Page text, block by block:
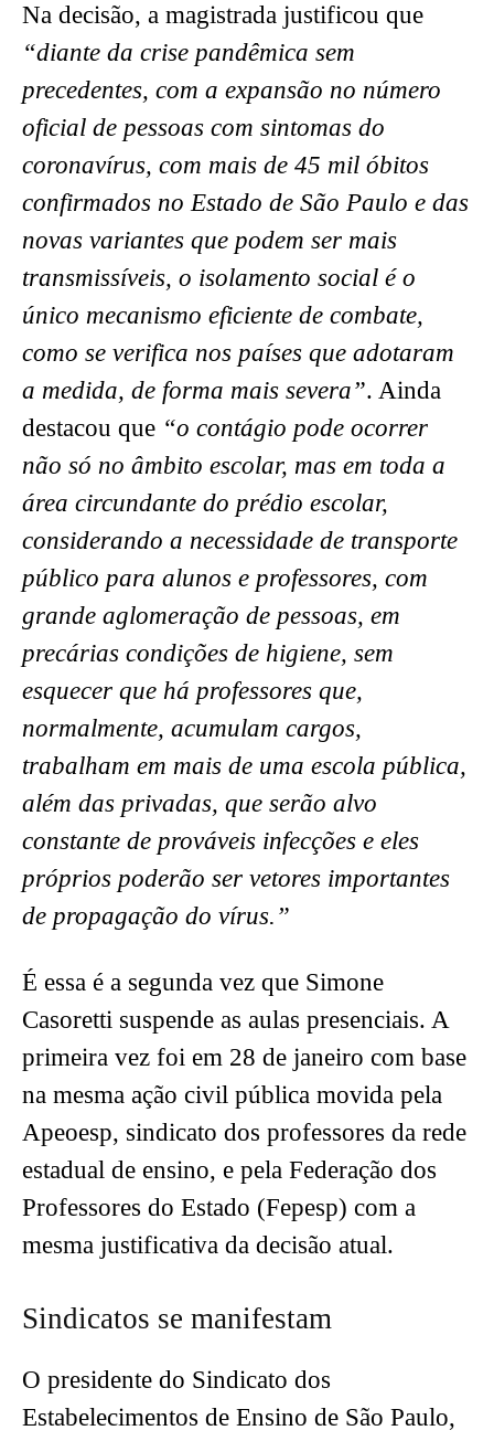
Na decisão, a magistrada justificou que
“diante da crise pandêmica sem
precedentes, com a expansão no número
oficial de pessoas com sintomas do
coronavírus, com mais de 45 mil óbitos
confirmados no Estado de São Paulo e das
novas variantes que podem ser mais
transmissíveis, o isolamento social é o
único mecanismo eficiente de combate,
como se verifica nos países que adotaram
a medida, de forma mais severa”. Ainda
destacou que “o contágio pode ocorrer
não só no âmbito escolar, mas em toda a
área circundante do prédio escolar,
considerando a necessidade de transporte
público para alunos e professores, com
grande aglomeração de pessoas, em
precárias condições de higiene, sem
esquecer que há professores que,
normalmente, acumulam cargos,
trabalham em mais de uma escola pública,
além das privadas, que serão alvo
constante de prováveis infecções e eles
próprios poderão ser vetores importantes
de propagação do vírus.”
É essa é a segunda vez que Simone
Casoretti suspende as aulas presenciais. A
primeira vez foi em 28 de janeiro com base
na mesma ação civil pública movida pela
Apeoesp, sindicato dos professores da rede
estadual de ensino, e pela Federação dos
Professores do Estado (Fepesp) com a
mesma justificativa da decisão atual.
Sindicatos se manifestam
O presidente do Sindicato dos
Estabelecimentos de Ensino de São Paulo,